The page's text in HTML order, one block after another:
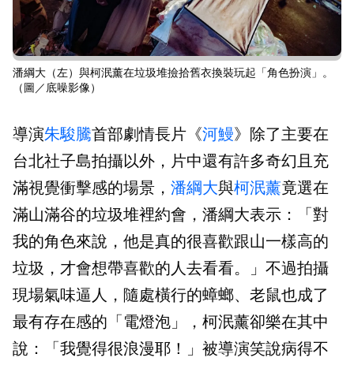
潘綱大（左）與柯泯薰在垃圾堆撿拾舊衣換裝玩起「角色扮演」。
（圖／底噪影像）
導演朱駿騰首部劇情長片《河鰻》除了主要在
台北社子島拍攝以外，片中還有許多奇幻且充
滿視覺衝擊感的場景， 潘綱大與柯泯薰竟選在
滿山滿谷的垃圾堆裡約會，潘綱大表示：「對
我的角色來說，他是真的很喜歡跟山一樣高的
垃圾，才會想帶喜歡的人去看看。」不過拍攝
現場氣味逼人，隨處橫行的蟑螂、老鼠也成了
最有存在感的「電燈泡」，柯泯薰卻樂在其中
說：「我覺得很浪漫耶！」被導演笑說病得不